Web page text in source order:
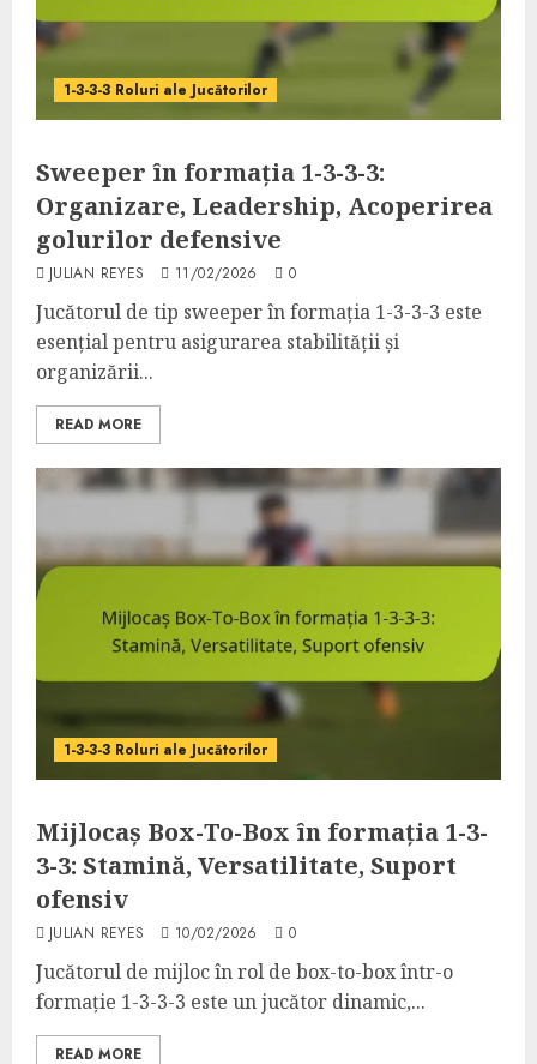
1-3-3-3 Roluri ale Jucătorilor
Sweeper în formația 1-3-3-3:
Organizare, Leadership, Acoperirea
golurilor defensive
JULIAN REYES 11/02/2026 0
Jucătorul de tip sweeper în formația 1-3-3-3 este
esențial pentru asigurarea stabilității și
organizării...
READ MORE
1-3-3-3 Roluri ale Jucătorilor
Mijlocaș Box-To-Box în formația 1-3-
3-3: Stamină, Versatilitate, Suport
ofensiv
JULIAN REYES 10/02/2026 0
Jucătorul de mijloc în rol de box-to-box într-o
formație 1-3-3-3 este un jucător dinamic,...
READ MORE